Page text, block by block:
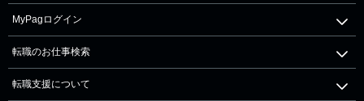
MyPagログイン
転職のお仕事検索
転職支援について